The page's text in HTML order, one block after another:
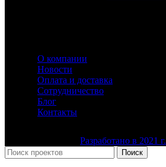
О компании
Новости
Оплата и доставка
Сотрудничество
Блог
Контакты
Разработано в 2021 г.
Поиск